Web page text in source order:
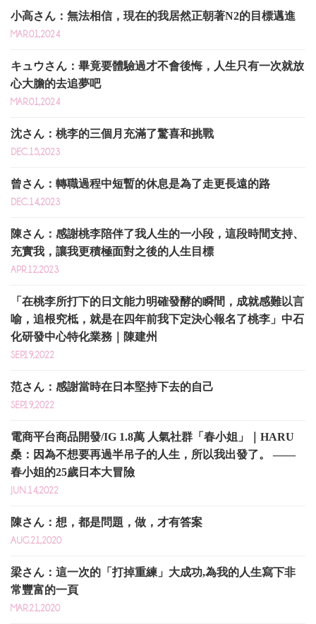
小高さん：無法相信，現在的我居然正朝著N2的目標邁進
MAR.01,2024
キュウさん：畢竟要體驗過才不會後悔，人生只有一次就放
心大膽的去追夢吧
MAR.01,2024
沈さん：桃李的三個月充滿了驚喜和挑戰
DEC.15,2023
曾さん：轉職過程中短暫的休息是為了走更長遠的路
DEC.14,2023
陳さん：感謝桃李陪伴了我人生的一小段，這段時間支持、
充實我，讓我更積極面對之後的人生目標
APR.12,2023
「在桃李所打下的日文能力明確發酵的瞬間，成就感難以言
喻，追根究柢，就是在四年前我下定決心報名了桃李」中石
化研發中心特化業務｜陳建州
SEP.19,2022
范さん：感謝當時在日本堅持下去的自己
SEP.19,2022
電商平台商品開發/IG 1.8萬 人氣社群「春小姐」｜HARU
桑：因為不想要再過半吊子的人生，所以我出發了。 ——
春小姐的25歲日本大冒險
JUN.14,2022
陳さん：想，都是問題，做，才有答案
AUG.21,2020
梁さん：這一次的「打掉重練」大成功,為我的人生寫下非
常豐富的一頁
MAR.21,2020